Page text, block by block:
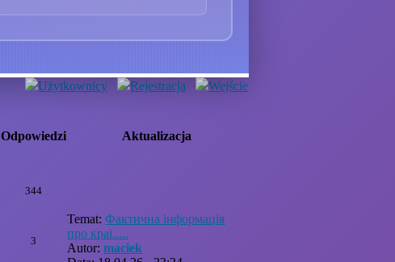
Użytkownicy Rejestracja
Wejście
Odpowiedzi
Aktualizacja
344
3
Temat:Фактична інформація
про краї.....
Autor:maciek